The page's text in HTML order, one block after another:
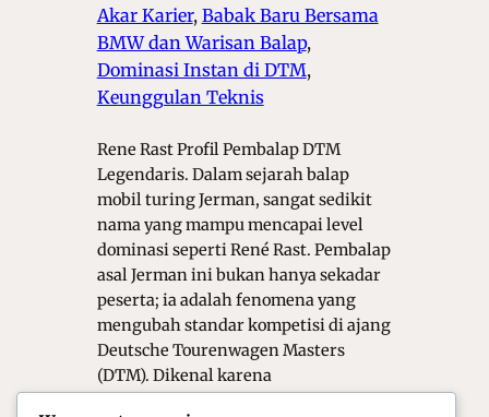
Akar Karier, Babak Baru Bersama
BMW dan Warisan Balap
Dominasi Instan di DTM
Keunggulan Teknis
Rene Rast Profil Pembalap DTM
Legendaris. Dalam sejarah balap
mobil turing Jerman, sangat sedikit
nama yang mampu mencapai level
dominasi seperti René Rast. Pembalap
asal Jerman ini bukan hanya sekadar
peserta; ia adalah fenomena yang
mengubah standar kompetisi di ajang
Deutsche Tourenwagen Masters
(DTM). Dikenal karena